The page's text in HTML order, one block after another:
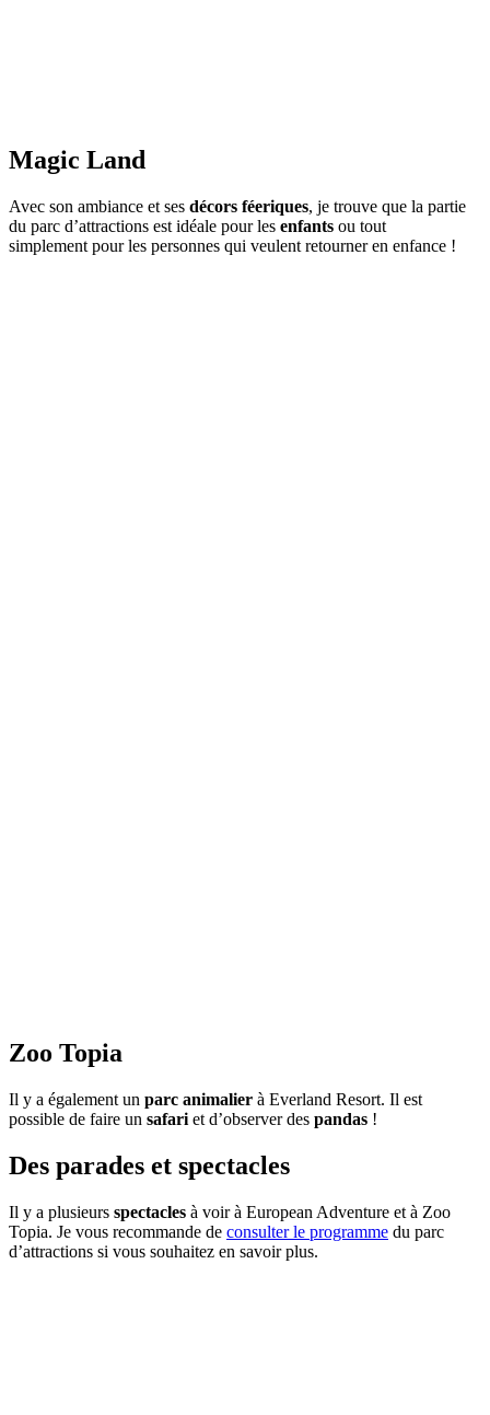
Magic Land
Avec son ambiance et ses décors féeriques, je trouve que la partie
du parc d’attractions est idéale pour les enfants ou tout
simplement pour les personnes qui veulent retourner en enfance !
Zoo Topia
Il y a également un parc animalier à Everland Resort. Il est
possible de faire un safari et d’observer des pandas !
Des parades et spectacles
Il y a plusieurs spectacles à voir à European Adventure et à Zoo
Topia. Je vous recommande de consulter le programme du parc
d’attractions si vous souhaitez en savoir plus.